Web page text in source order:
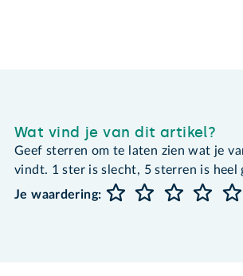
Wat vind je van dit artikel?
Geef sterren om te laten zien wat je
vindt. 1 ster is slecht, 5 sterren is heel
Je waardering: